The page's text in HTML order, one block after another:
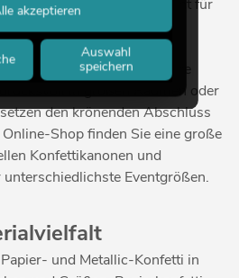
ist Konfetti ein Garant für
Bänder – entfalten ihre
in großen Räumen oder
den krönenden Abschluss
Shop finden Sie eine große
Konfettikanonen und
Eventgrößen.
und Metallic-Konfetti in
Auswahl
speichern
akzeptieren